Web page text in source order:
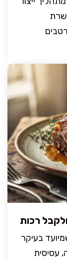
רכות
בעיקר
עסיסית